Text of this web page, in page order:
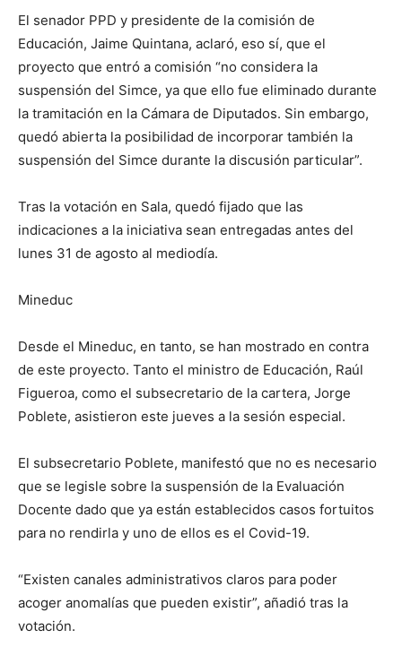
El senador PPD y presidente de la comisión de
Educación, Jaime Quintana, aclaró, eso sí, que el
proyecto que entró a comisión “no considera la
suspensión del Simce, ya que ello fue eliminado durante
la tramitación en la Cámara de Diputados. Sin embargo,
quedó abierta la posibilidad de incorporar también la
suspensión del Simce durante la discusión particular”.
Tras la votación en Sala, quedó fijado que las
indicaciones a la iniciativa sean entregadas antes del
lunes 31 de agosto al mediodía.
Mineduc
Desde el Mineduc, en tanto, se han mostrado en contra
de este proyecto. Tanto el ministro de Educación, Raúl
Figueroa, como el subsecretario de la cartera, Jorge
Poblete, asistieron este jueves a la sesión especial.
El subsecretario Poblete, manifestó que no es necesario
que se legisle sobre la suspensión de la Evaluación
Docente dado que ya están establecidos casos fortuitos
para no rendirla y uno de ellos es el Covid-19.
“Existen canales administrativos claros para poder
acoger anomalías que pueden existir”, añadió tras la
votación.